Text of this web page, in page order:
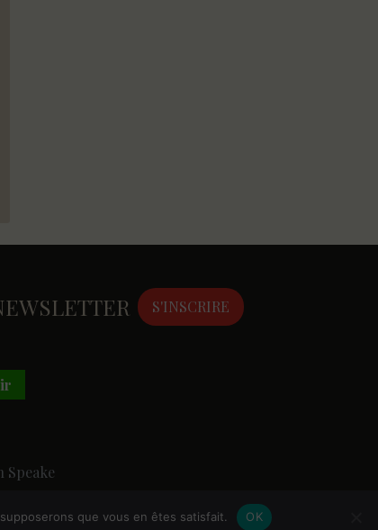
S'INSCRIRE
Speake
que vous en êtes satisfait. OK